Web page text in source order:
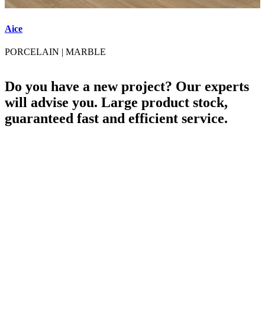
Aice
PORCELAIN | MARBLE
Do you have a new project? Our experts
will advise you. Large product stock,
guaranteed fast and efficient service.